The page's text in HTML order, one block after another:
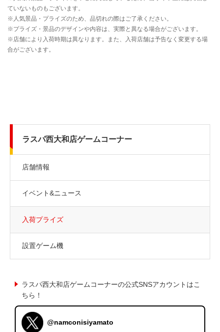
ラスパ西大和店ゲームコーナー
店舗情報
イベント&ニュース
入荷プライズ
設置ゲーム機
ラスパ西大和店ゲームコーナーの公式SNSアカウントはこ
ちら！
@namconisiyamato